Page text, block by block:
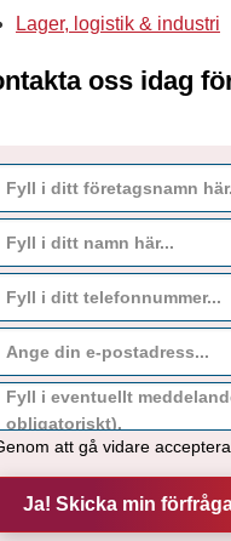
Lager, logistik & industri
oss idag
att gå vidare
Ja! Skicka min